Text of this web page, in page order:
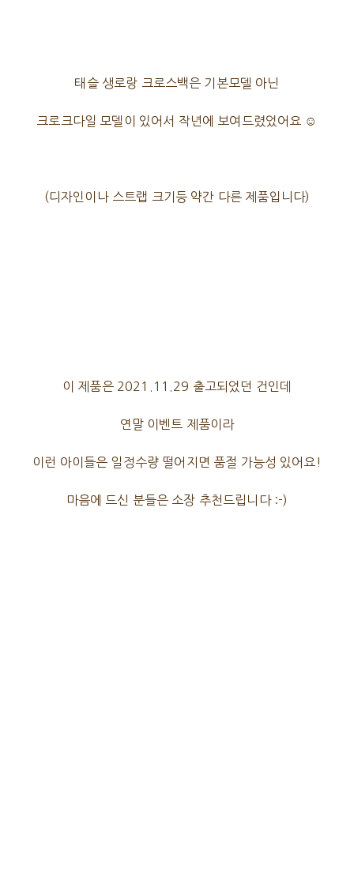
태슬 생로랑 크로스백은 기본모델 아닌
크로크다일 모델이 있어서 작년에 보여드렸었어요 ☺️
(디자인이나 스트랩 크기등 약간 다른 제품입니다)
이 제품은 2021.11.29 출고되었던 건인데
연말 이벤트 제품이라
이런 아이들은 일정수량 떨어지면 품절 가능성 있어요!
마음에 드신 분들은 소장 추천드립니다 :-)